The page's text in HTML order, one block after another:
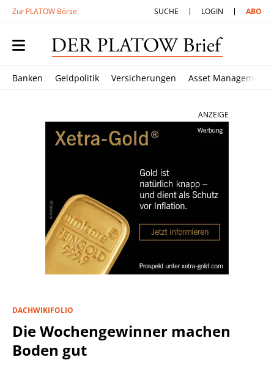
Zur PLATOW Börse SUCHE LOGIN ABO
Banken Geldpolitik Versicherungen Asset Management
ANZEIGE
DACHWIKIFOLIO
Die Wochengewinner machen
Boden gut